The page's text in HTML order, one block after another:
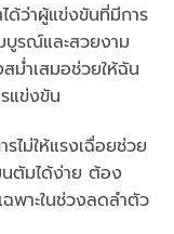
ด้ว่าผู้แข่งขันที่มีการ
รณ์และสวยงาม
ม่ำเสมอช่วยให้ฉัน
แข่งขัน
ไม่ให้แรงเฉื่อยช่วย
นตัมได้ง่าย ต้อง
พาะในช่วงลดลำตัว